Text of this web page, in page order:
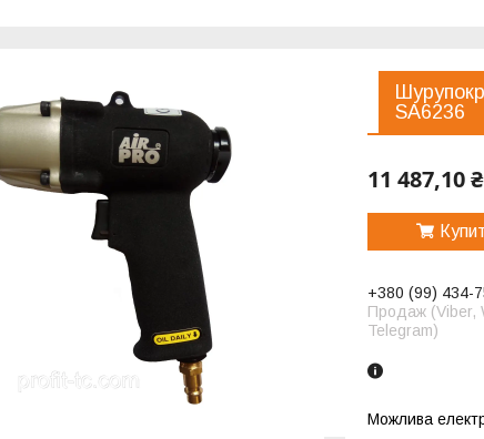
SA6236
11 487,10 ₴
+380 (99) 434-
Продаж (Viber,
Telegram)